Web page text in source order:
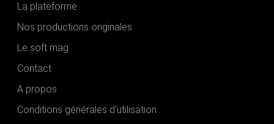
La plateforme
Nos productions originales
Le soft mag
Contact
A propos
Conditions générales d’utilisation